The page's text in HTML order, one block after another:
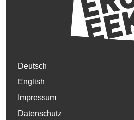
Deutsch
English
Impressum
Datenschutz